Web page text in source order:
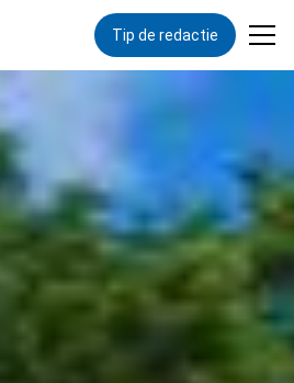
Tip de redactie